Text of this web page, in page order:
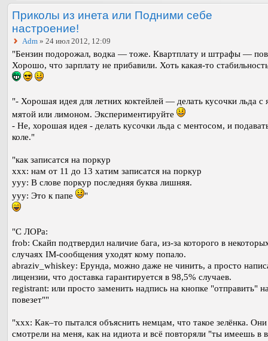
Приколы из инета или Подними себе
настроение!
Adm » 24 июл 2012, 12:09
"Бензин подорожал, водка — тоже. Квартплату и штрафы —
Хорошо, что зарплату не прибавили. Хоть какая-то
"- Хорошая идея для летних коктейлей — делать кусочки льда с
мятой или лимоном. Экспериментируйте
- Не, хорошая идея - делать кусочки льда с ментосом, и
коле."
"как записатся на поркур
xxx: нам от 11 до 13 хатим записатся на поркур
yyy: В слове поркур последняя буква лишняя.
yyy: Это к папе
"
"С ЛОРа:
frob: Скайп подтвердил наличие бага, из-за которого в
случаях IM-сообщения уходят кому попало.
abraziv_whiskey: Ерунда, можно даже не чинить, а просто
лицензии, что доставка гарантируется в 98,5% случаев.
registrant: или просто заменить надпись на кнопке "отправить"
повезет""
"xxx: Как–то пытался объяснить немцам, что такое зелёнка. Они
смотрели на меня, как на идиота и всё повторяли "ты имеешь в